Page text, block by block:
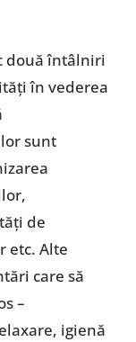
două întâlniri
în vederea
sunt
de
etc. Alte
care să
–
igienă